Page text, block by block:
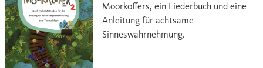
Moorkoffers, ein Liederbuch und eine
Anleitung für achtsame
Sinneswahrnehmung.